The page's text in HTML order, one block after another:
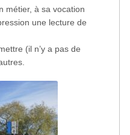
métier, à sa vocation
une lecture de
(il n’y a pas de